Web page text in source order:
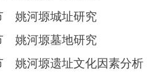
河塬城址研究
河塬墓地研究
河塬遗址文化因素分析